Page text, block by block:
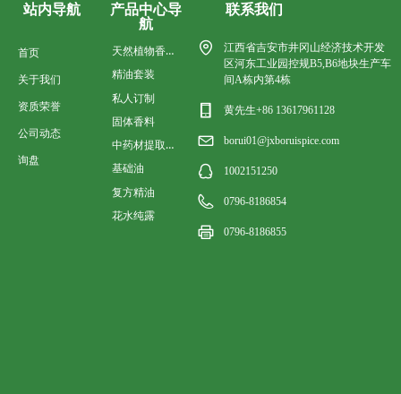
首页
关于我们
资质荣誉
公司动态
询盘
站内导航
天然植物香料油
精油套装
私人订制
固体香料
中药材提取香料油
基础油
复方精油
花水纯露
产品中心导
航
联系我们
江西省吉安市井冈山经济技术开发
区河东工业园控规B5,B6地块生产车
间A栋内第4栋
黄先生+86 13617961128
borui01@jxboruispice.com
1002151250
0796-8186854
0796-8186855